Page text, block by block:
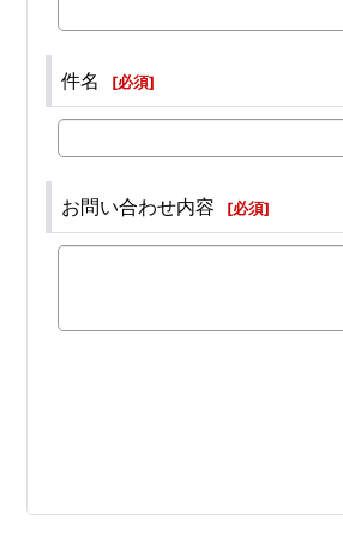
件名 [必須]
お問い合わせ内容 [必須]